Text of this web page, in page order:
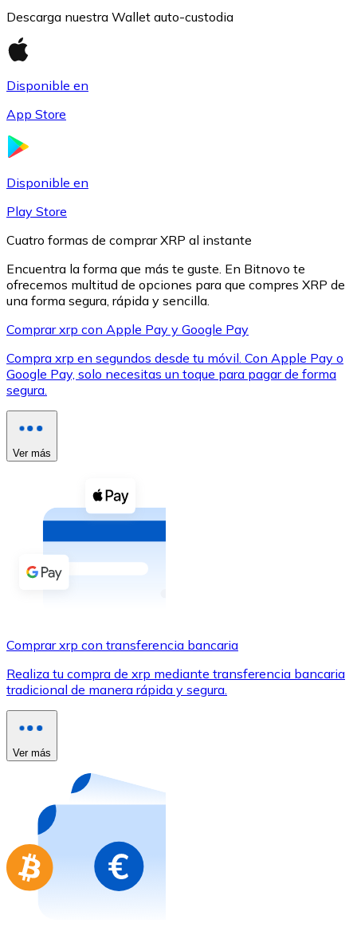
Litecoin
LTC
Ver todo
Compra criptomonedas con efectivo en tu tienda más
Comprar con efectivo
Transferencia SEPA
Añade fondos a tu cuenta Bitnovo o realiza compras
Comprar con Transferencia
Utiliza tarjetas Visa y Mastercard para comprar
Comprar con tarjeta
Tienda - Tarjetas regalo
Nuevo
Compra tarjetas regalo de tus marcas favoritas con
Ir a la tienda de tarjetas regalo
Descarga nuestra Wallet auto-custodia
Disponible en
App Store
Disponible en
Play Store
Cuatro formas de comprar XRP al instante
Encuentra la forma que más te guste. En Bitnovo te
ofrecemos multitud de opciones para que compres XRP de
una forma segura, rápida y sencilla.
Comprar xrp con Apple Pay y Google Pay
Compra xrp en segundos desde tu móvil. Con Apple Pay o
Google Pay, solo necesitas un toque para pagar de forma
segura.
Ver más
Comprar xrp con transferencia bancaria
Realiza tu compra de xrp mediante transferencia bancaria
tradicional de manera rápida y segura.
Ver más